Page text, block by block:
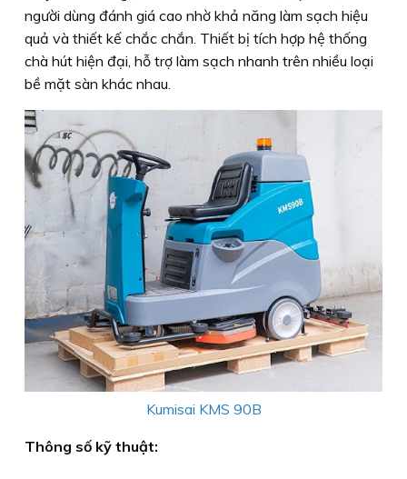
người dùng đánh giá cao nhờ khả năng làm sạch hiệu
quả và thiết kế chắc chắn. Thiết bị tích hợp hệ thống
chà hút hiện đại, hỗ trợ làm sạch nhanh trên nhiều loại
bề mặt sàn khác nhau.
Kumisai KMS 90B
Thông số kỹ thuật: